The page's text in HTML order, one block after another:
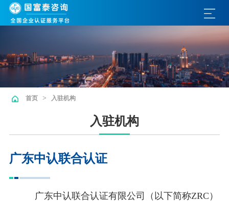
入驻机构
首页 > 入驻机构
广东中认联合认证
广东中认联合认证有限公司（以下简称ZRC）